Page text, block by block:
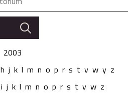
2003
h j k l m n o p r s t v w y z
i j k l m n o p r s t v w z